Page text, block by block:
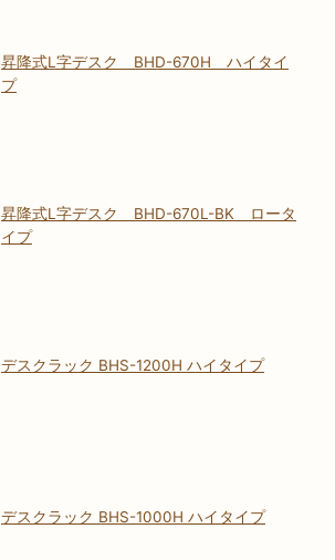
昇降式L字デスク BHD-670H ハイタイ
プ
昇降式L字デスク BHD-670L-BK ロータ
イプ
デスクラック BHS-1200H ハイタイプ
デスクラック BHS-1000H ハイタイプ